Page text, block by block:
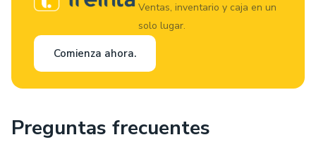
Ventas, inventario y caja en un
solo lugar.
Comienza ahora.
Preguntas frecuentes